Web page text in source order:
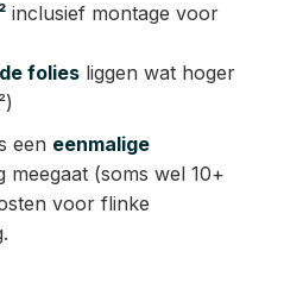
inclusief montage voor
folies liggen wat hoger
een eenmalige
meegaat (soms wel 10+
voor flinke